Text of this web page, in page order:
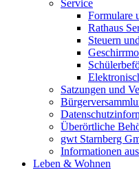
Service
Formulare
Rathaus
Steuern
Satzungen und
Überörtliche
gwt Starnberg
Informationen
Leben & Wohnen